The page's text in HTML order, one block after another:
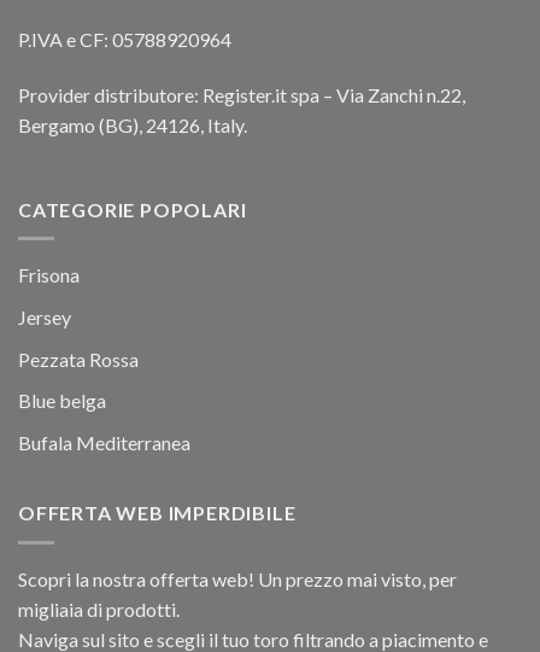
P.IVA e CF: 05788920964
Provider distributore: Register.it spa – Via Zanchi n.22,
Bergamo (BG), 24126, Italy.
CATEGORIE POPOLARI
Frisona
Jersey
Pezzata Rossa
Blue belga
Bufala Mediterranea
OFFERTA WEB IMPERDIBILE
Scopri la nostra offerta web! Un prezzo mai visto, per
migliaia di prodotti.
Naviga sul sito e scegli il tuo toro filtrando a piacimento e